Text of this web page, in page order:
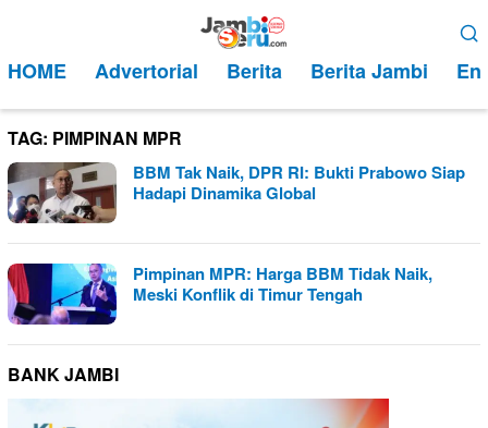
kontenMobile
HOME Advertorial Berita Berita Jambi
TAG: PIMPINAN MPR
BBM Tak Naik, DPR RI: Bukti Prabowo Siap
Hadapi Dinamika Global
Pimpinan MPR: Harga BBM Tidak Naik,
Meski Konflik di Timur Tengah
BANK JAMBI